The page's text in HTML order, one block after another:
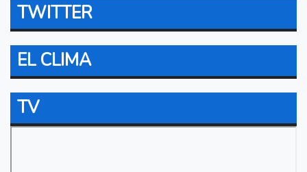
TWITTER
EL CLIMA
TV